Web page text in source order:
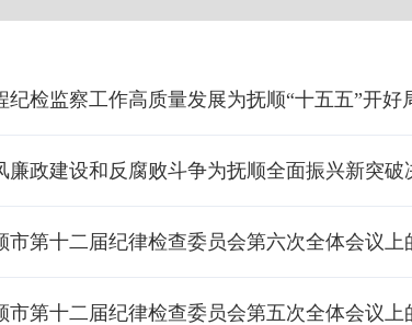
纪检监察工作高质量发展为抚顺“十五五”开好
廉政建设和反腐败斗争为抚顺全面振兴新突
市第十二届纪律检查委员会第六次全体会议上
市第十二届纪律检查委员会第五次全体会议上